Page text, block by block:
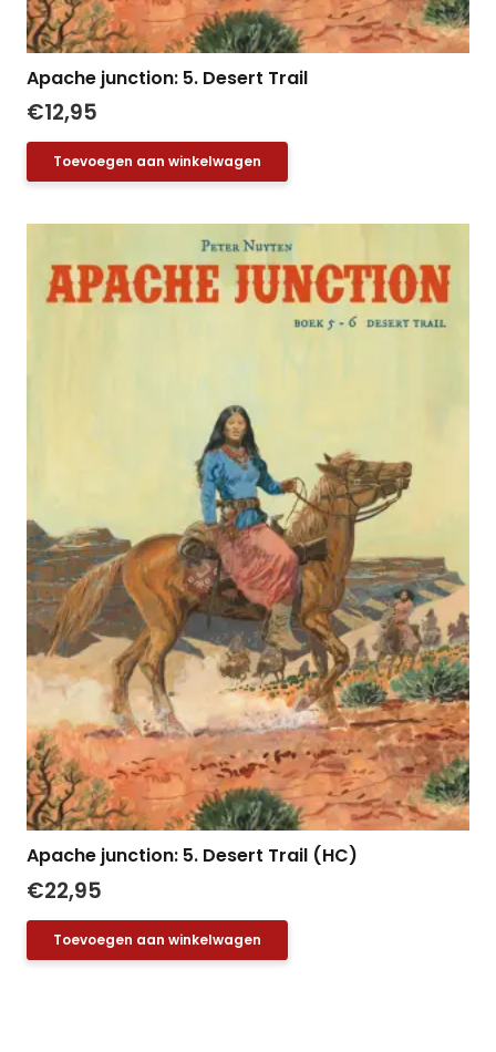
Apache junction: 5. Desert Trail
€12,95
Toevoegen aan winkelwagen
Apache junction: 5. Desert Trail (HC)
€22,95
Toevoegen aan winkelwagen